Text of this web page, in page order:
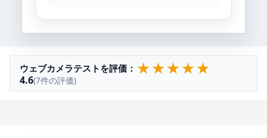
ウェブカメラテストを評価： ★★★★★
4.6(7件の評価)